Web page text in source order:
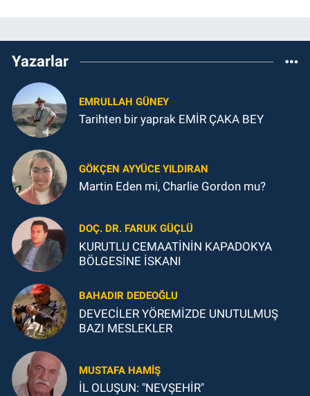
Yazarlar
EMRULLAH GÜNEY
Tarihten bir yaprak EMİR ÇAKA BEY
GÖKÇEN AYYÜCE YILDIRAN
Martin Eden mi, Charlie Gordon mu?
DOÇ. DR. FARUK GÜÇLÜ
KURUTLU CEMAATİNİN KAPADOKYA
BÖLGESİNE İSKANI
BAHADIR DEDEOĞLU
DEVECİLER YÖREMİZDE UNUTULMUŞ
BAZI MESLEKLER
MUSTAFA HAMIŞ
İL OLUŞUN: "NEVŞEHİR"